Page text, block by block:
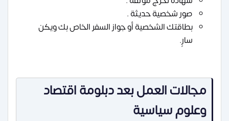
صور شخصية حديثة .
بطاقتك الشخصية أو جواز السفر الخاص بك ويكن
سارٍ.
مجالات العمل بعد دبلومة اقتصاد
وعلوم سياسية